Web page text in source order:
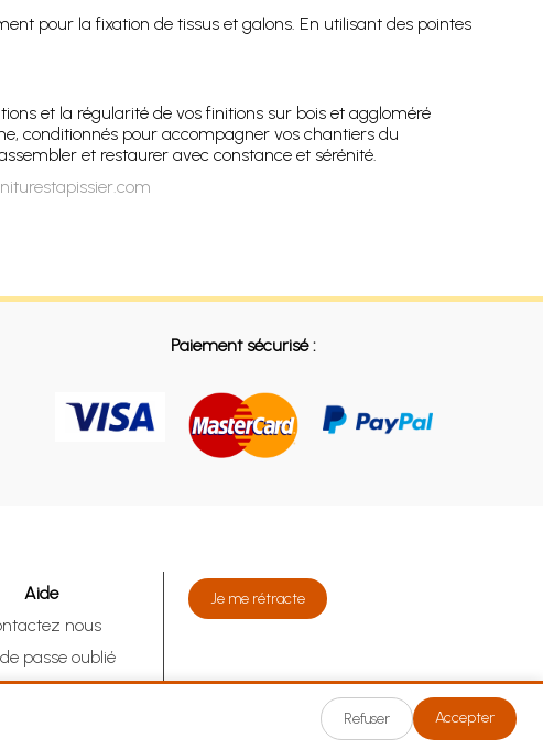
pour la fixation de tissus et galons. En utilisant des pointes
et la régularité de vos finitions sur bois et aggloméré
conditionnés pour accompagner vos chantiers du
et restaurer avec constance et sérénité.
Paiement sécurisé :
Aide
nous
passe oublié
me rétracte
Je me rétracte
Refuser Accepter